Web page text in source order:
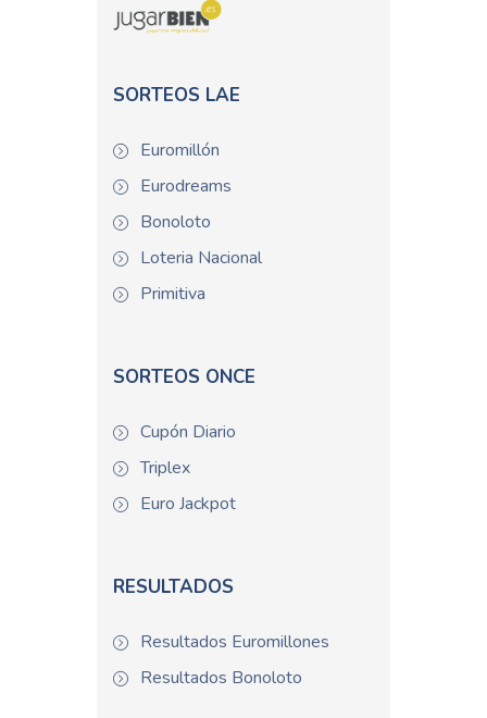
SORTEOS LAE
Euromillón
Eurodreams
Bonoloto
Loteria Nacional
Primitiva
SORTEOS ONCE
Cupón Diario
Triplex
Euro Jackpot
RESULTADOS
Resultados Euromillones
Resultados Bonoloto